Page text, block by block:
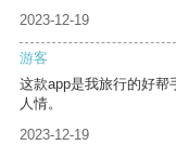
2023-12-19
游客
这款app是我旅行的好帮
人情。
2023-12-19